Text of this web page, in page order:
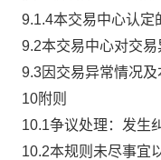
9.1.4本交易中心认定
9.2本交易中心对交
9.3因交易异常情况
10附则
10.1争议处理：发生
10.2本规则未尽事宜